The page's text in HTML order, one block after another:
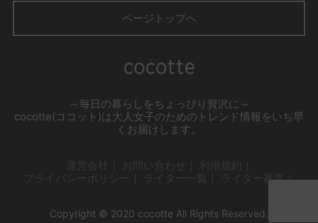
ページトップへ
～毎日の暮らしをちょっぴり贅沢に～
cocotte(ココット)は大人女子のためのトレンド情報をいち早
くお届けします。
ライター募集
Copyright © 2020 cocotte All Rights Reserved.